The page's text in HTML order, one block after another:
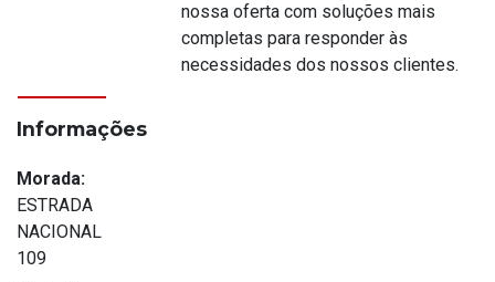
nossa oferta com soluções mais
completas para responder às
necessidades dos nossos clientes.
Informações
Morada:
ESTRADA
NACIONAL
109